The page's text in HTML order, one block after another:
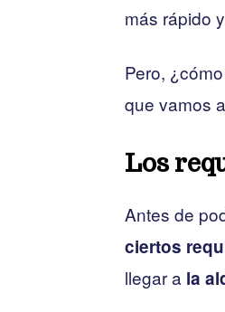
más rápido
Pero,
que vamos
Los
Antes de
ciertos
llegar a la